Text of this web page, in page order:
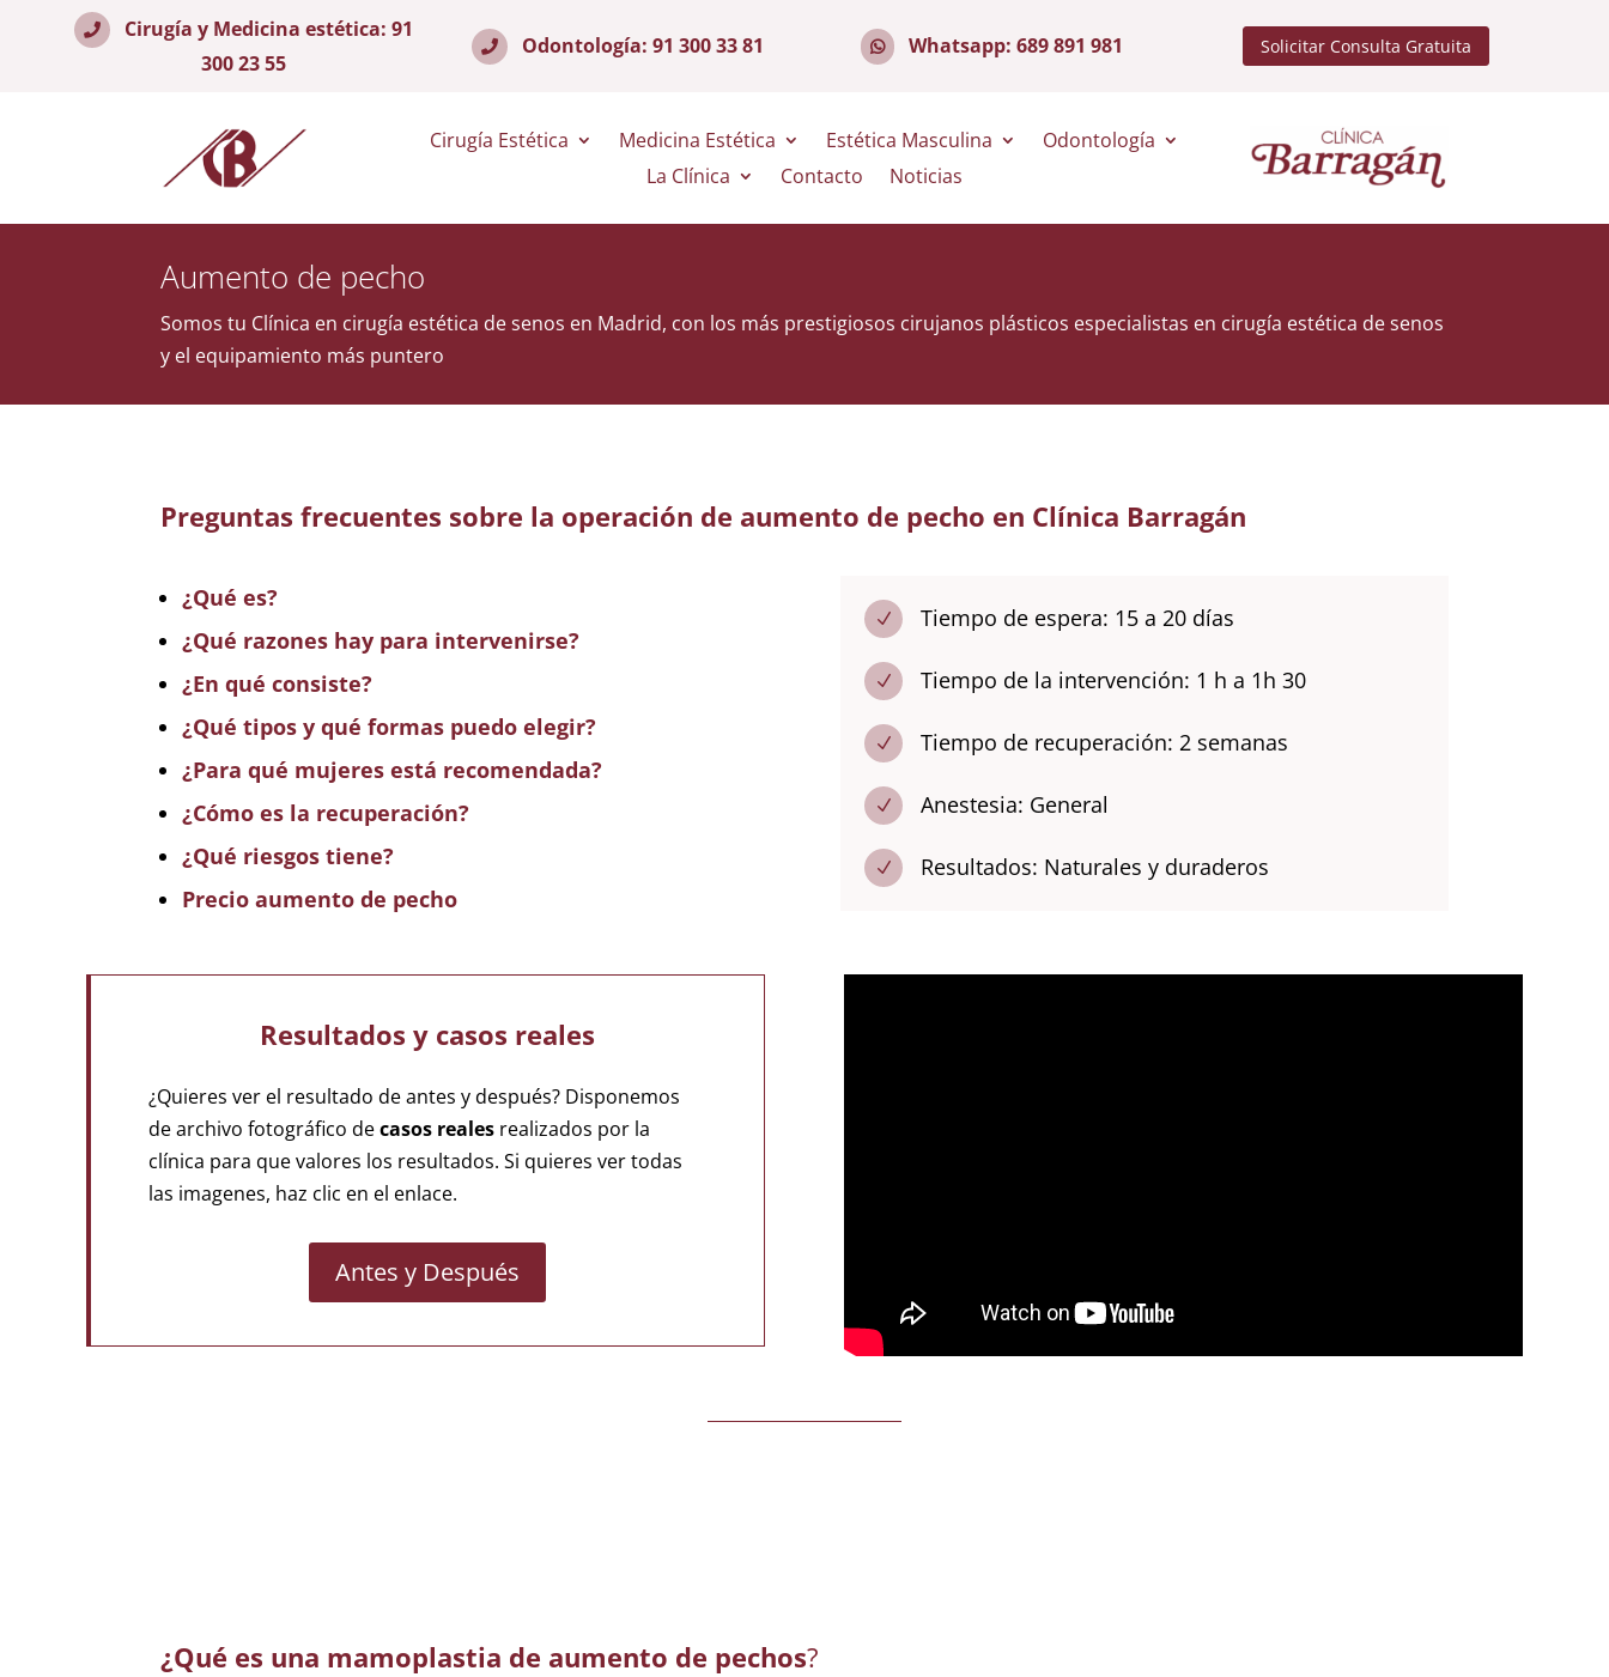
Cirugía y Medicina estética: 91
300 23 55
Odontología: 91 300 33 81 Whatsapp: 689 891 981 Solicitar Consulta Gratuita
Cirugía Estética Medicina Estética Estética Masculina
Odontología
La Clínica
Contacto Noticias
Aumento de pecho
Somos tu Clínica en cirugía estética de senos en Madrid, con los más prestigiosos cirujanos plásticos especialistas en cirugía estética de senos
y el equipamiento más puntero
Preguntas frecuentes sobre la operación de aumento de pecho en Clínica Barragán
¿Qué es?
¿Qué razones hay para intervenirse?
¿En qué consiste?
¿Qué tipos y qué formas puedo elegir?
¿Para qué mujeres está recomendada?
¿Cómo es la recuperación?
¿Qué riesgos tiene?
Precio aumento de pecho
N Tiempo de espera: 15 a 20 días
N Tiempo de la intervención: 1 h a 1h 30
N Tiempo de recuperación: 2 semanas
N Anestesia: General
N Resultados: Naturales y duraderos
Resultados y casos reales
¿Quieres ver el resultado de antes y después? Disponemos
de archivo fotográfico decasos reales realizados por la
clínica para que valores los resultados. Si quieres ver todas
las imagenes, haz clic en el enlace.
Antes y Después
¿Qué es una mamoplastia de aumento de pechos?